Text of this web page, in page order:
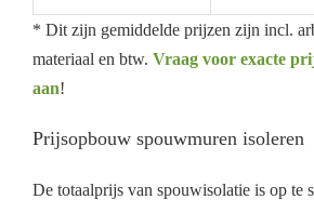
* Dit zijn gemiddelde prijzen zijn incl.
materiaal en btw. Vraag voor exacte
aan!
Prijsopbouw spouwmuren isoleren
De totaalprijs van spouwisolatie is op te